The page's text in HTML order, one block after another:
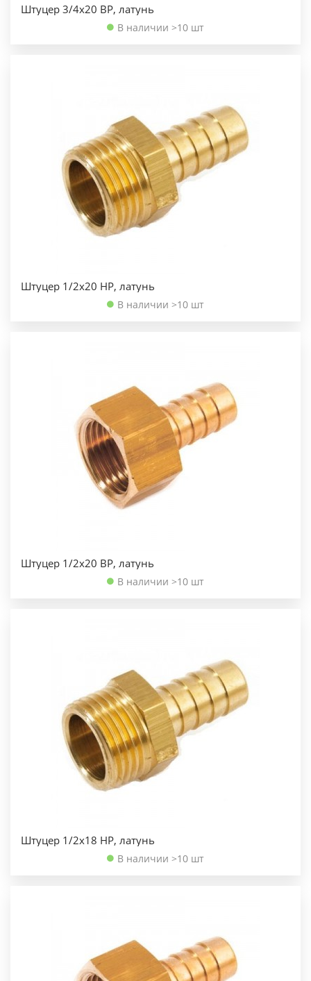
Штуцер 3/4х20 ВР, латунь
В наличии >10 шт
Штуцер 1/2х20 НР, латунь
В наличии >10 шт
Штуцер 1/2х20 ВР, латунь
В наличии >10 шт
Штуцер 1/2х18 НР, латунь
В наличии >10 шт